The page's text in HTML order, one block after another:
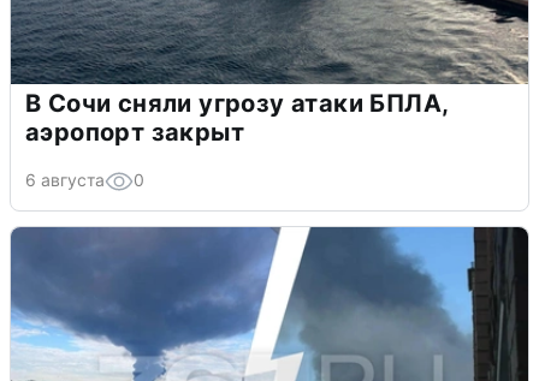
В Сочи сняли угрозу атаки БПЛА,
аэропорт закрыт
6 августа 0